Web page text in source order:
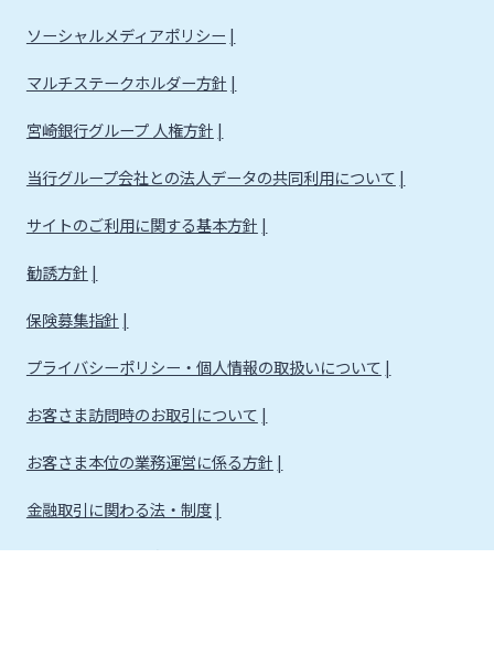
ソーシャルメディアポリシー
マルチステークホルダー方針
宮崎銀行グループ 人権方針
当行グループ会社との法人データの共同利用について
サイトのご利用に関する基本方針
勧誘方針
保険募集指針
プライバシーポリシー・個人情報の取扱いについて
お客さま訪問時のお取引について
お客さま本位の業務運営に係る方針
金融取引に関わる法・制度
金融取引に関わる方針